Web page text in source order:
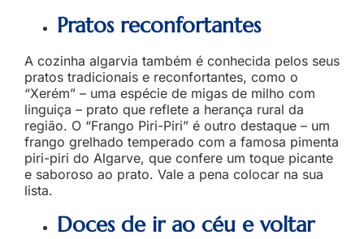
Pratos reconfortantes
A cozinha algarvia também é conhecida pelos seus
pratos tradicionais e reconfortantes, como o
“Xerém” – uma espécie de migas de milho com
linguiça – prato que reflete a herança rural da
região. O “Frango Piri-Piri” é outro destaque – um
frango grelhado temperado com a famosa pimenta
piri-piri do Algarve, que confere um toque picante
e saboroso ao prato. Vale a pena colocar na sua
lista.
Doces de ir ao céu e voltar